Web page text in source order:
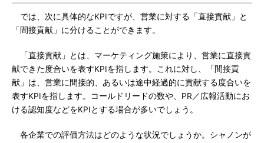
では、次に具体的なKPIですが、営業に対する「直接貢献」と
「間接貢献」に分けることができます。
「直接貢献」とは、マーケティング施策により、営業に直接貢
献できた度合いを表すKPIを指します。これに対し、「間接貢
献」は、営業に間接的、あるいは途中経過的に貢献する度合いを
表すKPIを指します。コールドリードの数や、PR／広報活動にお
ける認知度などをKPIとする場合が多いでしょう。
各企業での評価方法はどのような状況でしょうか。シャノンが